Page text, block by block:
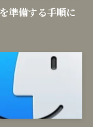
準備する手順に